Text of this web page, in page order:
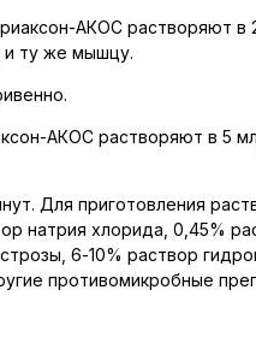
АКОС растворяют в
и ту же мышцу.
АКОС растворяют в 5
Для приготовления
натрия хлорида, 0,45%
6-10% раствор
противомикробные